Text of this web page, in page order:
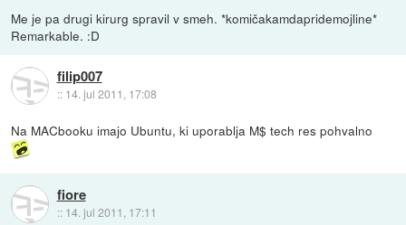
Me je pa drugi kirurg spravil v smeh. *komičakamdapridemojline*
Remarkable. :D
filip007
:: 14. jul 2011, 17:08
Na MACbooku imajo Ubuntu, ki uporablja M$ tech res pohvalno
fiore
:: 14. jul 2011, 17:11